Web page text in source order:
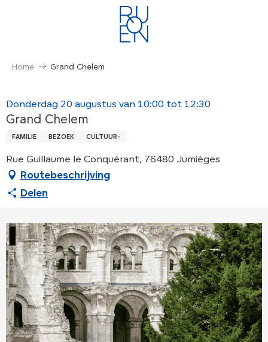
Home Grand Chelem
Donderdag 20 augustus van 10:00 tot 12:30
Grand Chelem
FAMILIE BEZOEK CULTUUR-
Rue Guillaume le Conquérant, 76480 Jumièges
Routebeschrijving
Delen